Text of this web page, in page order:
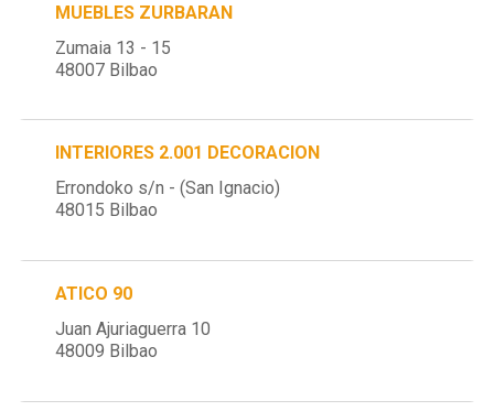
MUEBLES ZURBARAN
Zumaia 13 - 15
48007 Bilbao
INTERIORES 2.001 DECORACION
Errondoko s/n - (San Ignacio)
48015 Bilbao
ATICO 90
Juan Ajuriaguerra 10
48009 Bilbao